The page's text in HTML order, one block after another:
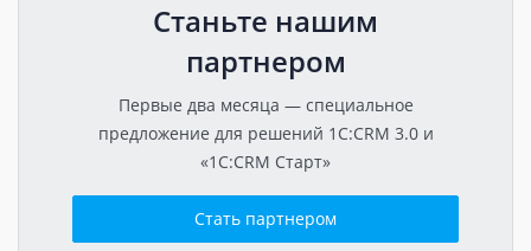
Станьте нашим
партнером
Первые два месяца — специальное
предложение для решений 1C:CRM 3.0 и
«1C:CRM Старт»
Стать партнером